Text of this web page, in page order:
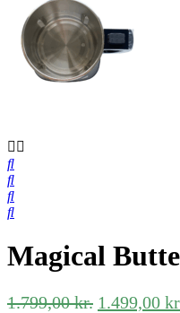
Magical
1.799,00kr. Den
1.499,00